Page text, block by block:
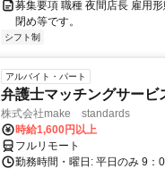
募集要項 職種 夜間店長 雇用
閉め等です。
シフト制
アルバイト・パート
弁護士マッチングサービ
株式会社make standards
時給1,600円以上
フルリモート
勤務時間・曜日: 平日のみ 9：